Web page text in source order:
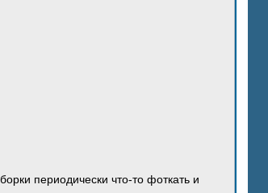
периодически что-то фоткать и